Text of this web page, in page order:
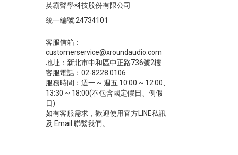
英霸聲學科技股份有限公司
統一編號:24734101
客服信箱：
customerservice@xroundaudio.com
地址：新北市中和區中正路736號2樓
客服電話：02-8228 0106
服務時間：週一 ~ 週五 10:00 ~ 12:00、
13:30 ~ 18:00(不包含國定假日、例假
日)
如有客服需求，歡迎使用官方LINE私訊
及 Email 聯繫我們。